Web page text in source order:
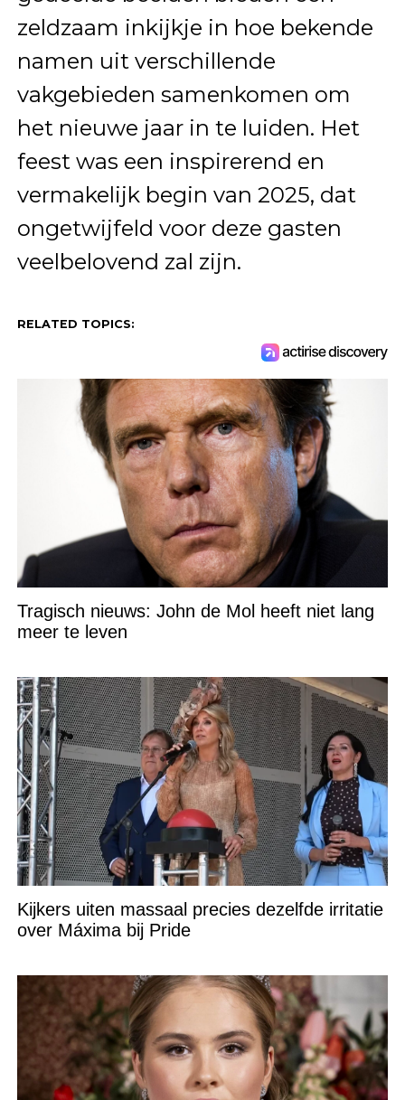
zeldzaam inkijkje in hoe bekende
namen uit verschillende
vakgebieden samenkomen om
het nieuwe jaar in te luiden. Het
feest was een inspirerend en
vermakelijk begin van 2025, dat
ongetwijfeld voor deze gasten
veelbelovend zal zijn.
RELATED TOPICS:
Tragisch nieuws: John de Mol heeft niet lang
meer te leven
Kijkers uiten massaal precies dezelfde irritatie
over Máxima bij Pride